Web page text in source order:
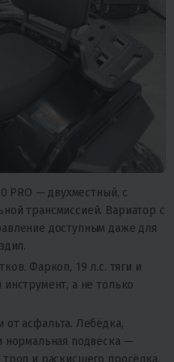
PRO — двухместный, с
трансмиссией. Вариатор с
доступным даже для
Фаркоп, 19 л.с. тяги и
а не только
от асфальта. Лебёдка,
нормальная подвеска —